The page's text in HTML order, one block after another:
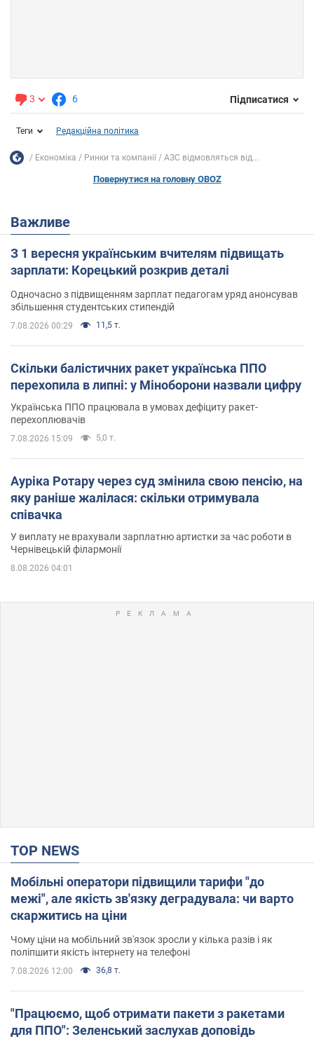
3 6 Підписатися
Теги Редакційна політика
Економіка Ринки та компанії АЗС відмовляться від...
Повернутися на головну OBOZ
Важливе
З 1 вересня українським вчителям підвищать
зарплати: Корецький розкрив деталі
Одночасно з підвищенням зарплат педагогам уряд анонсував
збільшення студентських стипендій
7.08.2026 00:29 11,5 т.
Скільки балістичних ракет українська ППО
перехопила в липні: у Міноборони назвали цифру
Українська ППО працювала в умовах дефіциту ракет-
перехоплювачів
7.08.2026 15:09 5,0 т.
Ауріка Ротару через суд змінила свою пенсію, на
яку раніше жалілася: скільки отримувала
співачка
У виплату не врахували зарплатню артистки за час роботи в
Чернівецькій філармонії
8.08.2026 04:01
TOP NEWS
Мобільні оператори підвищили тарифи "до
межі", але якість зв'язку деградувала: чи варто
скаржитись на ціни
Чому ціни на мобільний зв'язок зросли у кілька разів і як
поліпшити якість інтернету на телефоні
7.08.2026 12:00 36,8 т.
"Працюємо, щоб отримати пакети з ракетами
для ППО": Зеленський заслухав доповідь